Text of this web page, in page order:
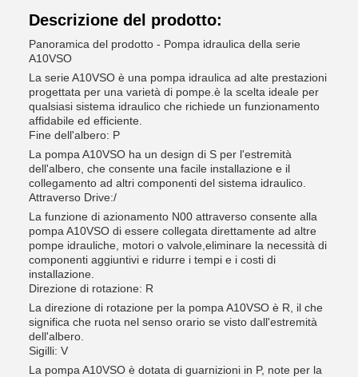
Descrizione del prodotto:
Panoramica del prodotto - Pompa idraulica della serie
A10VSO
La serie A10VSO è una pompa idraulica ad alte prestazioni
progettata per una varietà di pompe.è la scelta ideale per
qualsiasi sistema idraulico che richiede un funzionamento
affidabile ed efficiente.
Fine dell'albero: P
La pompa A10VSO ha un design di S per l'estremità
dell'albero, che consente una facile installazione e il
collegamento ad altri componenti del sistema idraulico.
Attraverso Drive:/
La funzione di azionamento N00 attraverso consente alla
pompa A10VSO di essere collegata direttamente ad altre
pompe idrauliche, motori o valvole,eliminare la necessità di
componenti aggiuntivi e ridurre i tempi e i costi di
installazione.
Direzione di rotazione: R
La direzione di rotazione per la pompa A10VSO è R, il che
significa che ruota nel senso orario se visto dall'estremità
dell'albero.
Sigilli: V
La pompa A10VSO è dotata di guarnizioni in P, note per la